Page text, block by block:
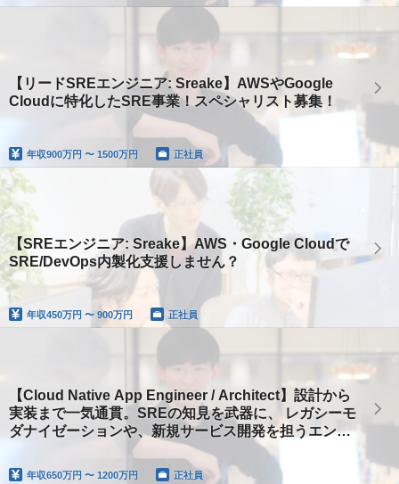
【リードSREエンジニア: Sreake】AWSやGoogle
Cloudに特化したSRE事業！スペシャリスト募集！
年収900万円 〜 1500万円 正社員
【SREエンジニア: Sreake】AWS・Google Cloudで
SRE/DevOps内製化支援しません？
年収450万円 〜 900万円 正社員
【Cloud Native App Engineer / Architect】設計から
実装まで一気通貫。SREの知見を武器に、 レガシーモ
ダナイゼーションや、新規サービス開発を担うエンジ
年収650万円 〜 1200万円 正社員